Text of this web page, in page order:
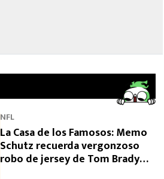
NFL
La Casa de los Famosos: Memo
Schutz recuerda vergonzoso
robo de jersey de Tom Brady